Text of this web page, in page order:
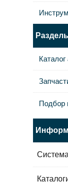
Каталог
Подбор